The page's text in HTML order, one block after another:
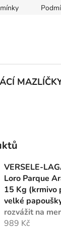
VERSELE-
Loro Parque
15 Kg (krmivo
velké
rozvážit na
989 Kč